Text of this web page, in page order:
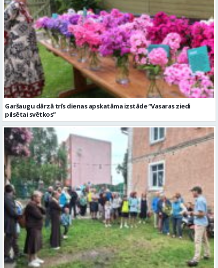
Garšaugu dārzā trīs dienas apskatāma izstāde “Vasaras ziedi
pilsētai svētkos”